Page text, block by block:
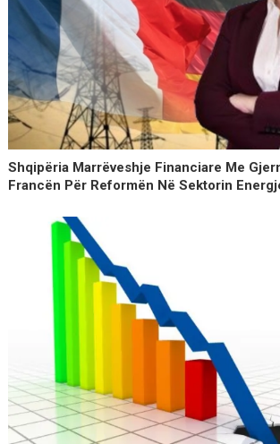
Shqipëria Marrëveshje Financiare Me
Francën Për Reformën Në Sektorin